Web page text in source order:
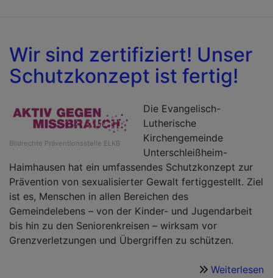
Wir sind zertifiziert! Unser
Schutzkonzept ist fertig!
Bildrechte Präventionsstelle ELKB
Die Evangelisch-
Lutherische
Kirchengemeinde
Unterschleißheim-
Haimhausen hat ein umfassendes Schutzkonzept zur
Prävention von sexualisierter Gewalt fertiggestellt. Ziel
ist es, Menschen in allen Bereichen des
Gemeindelebens – von der Kinder- und Jugendarbeit
bis hin zu den Seniorenkreisen – wirksam vor
Grenzverletzungen und Übergriffen zu schützen.
Weiterlesen